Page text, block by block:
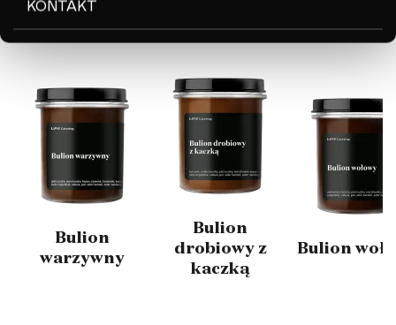
Wybierz ulubiony
Bulion
warzywny
Bulion
drobiowy z
kaczką
Bulion
KONTAKT